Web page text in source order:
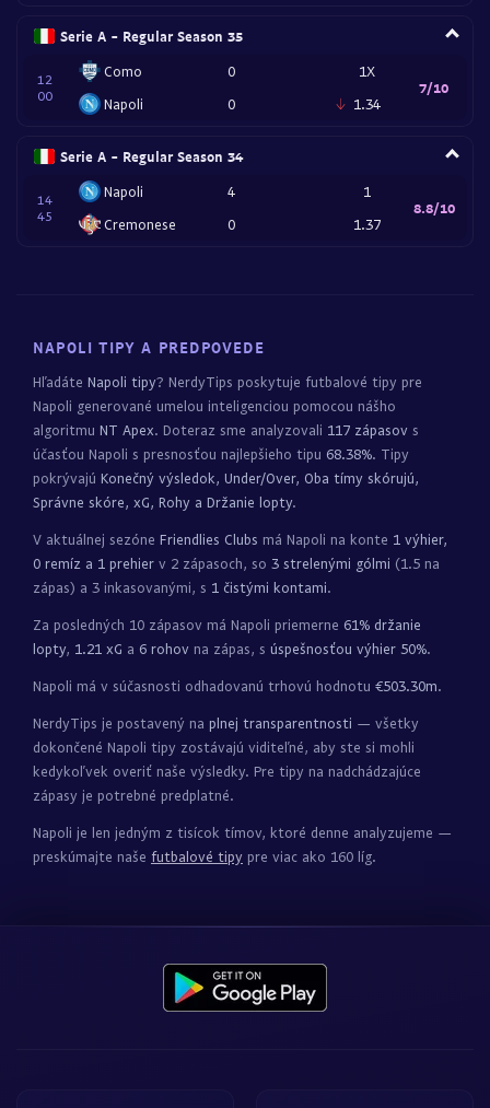
Serie A - Regular Season 35
12
00
Como
Napoli
0
0
1X
1.34
7/10
Serie A - Regular Season 34
14
45
Napoli
Cremonese
4
0
1
1.37
8.8/10
NAPOLI TIPY A PREDPOVEDE
Hľadáte Napoli tipy? NerdyTips poskytuje futbalové tipy pre
Napoli generované umelou inteligenciou pomocou nášho
algoritmu NT Apex. Doteraz sme analyzovali 117 zápasov s
účasťou Napoli s presnosťou najlepšieho tipu 68.38%. Tipy
pokrývajú Konečný výsledok, Under/Over, Oba tímy skórujú,
Správne skóre, xG, Rohy a Držanie lopty.
V aktuálnej sezóne Friendlies Clubs má Napoli na konte 1 výhier,
0 remíz a 1 prehier v 2 zápasoch, so 3 strelenými gólmi (1.5 na
zápas) a 3 inkasovanými, s 1 čistými kontami.
Za posledných 10 zápasov má Napoli priemerne 61% držanie
lopty, 1.21 xG a 6 rohov na zápas, s úspešnosťou výhier 50%.
Napoli má v súčasnosti odhadovanú trhovú hodnotu €503.30m.
NerdyTips je postavený na plnej transparentnosti — všetky
dokončené Napoli tipy zostávajú viditeľné, aby ste si mohli
kedykoľvek overiť naše výsledky. Pre tipy na nadchádzajúce
zápasy je potrebné predplatné.
Napoli je len jedným z tisícok tímov, ktoré denne analyzujeme —
preskúmajte naše futbalové tipy pre viac ako 160 líg.